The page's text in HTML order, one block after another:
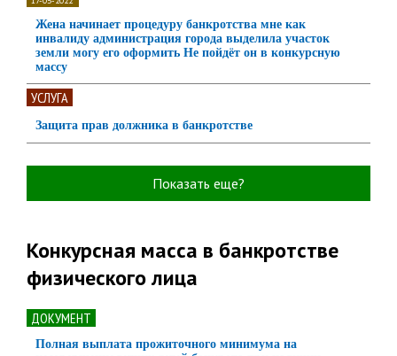
Жена начинает процедуру банкротства мне как
инвалиду администрация города выделила участок
земли могу его оформить Не пойдёт он в конкурсную
массу
УСЛУГА
Защита прав должника в банкротстве
Показать еще?
Конкурсная масса в банкротстве
физического лица
ДОКУМЕНТ
Полная выплата прожиточного минимума на